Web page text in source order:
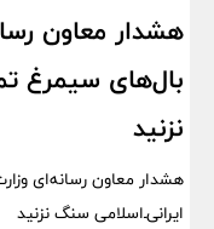
هشدار معاون
بال‌های سیمرغ
نزنید
هشدار معاون رسانه‌ای
ایرانی‌ـ‌اسلامی سنگ نزنید